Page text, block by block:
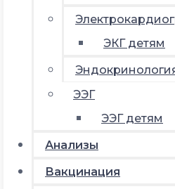
ЭКГ детям
ЭЭГ
ЭЭГ детям
Анализы
Вакцинация